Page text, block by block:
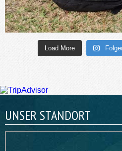
Load More
UNSER STANDORT